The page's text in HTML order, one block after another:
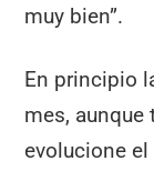
muy bien”.
En principio
mes,
evolucione